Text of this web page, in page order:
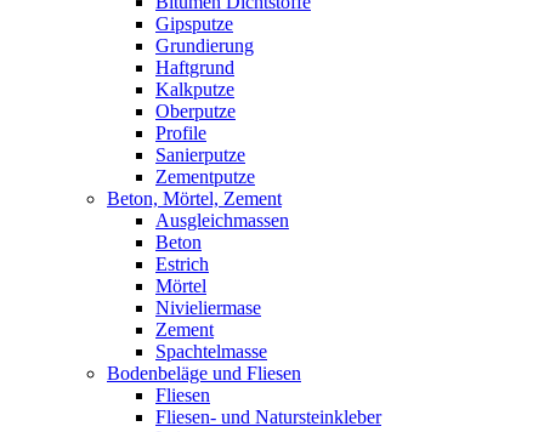
Gipsputze
Grundierung
Haftgrund
Kalkputze
Oberputze
Profile
Sanierputze
Zementputze
Beton, Mörtel, Zement
Ausgleichmassen
Beton
Estrich
Mörtel
Nivieliermase
Zement
Spachtelmasse
Bodenbeläge und Fliesen
Fliesen
Fliesen- und Natursteinkleber